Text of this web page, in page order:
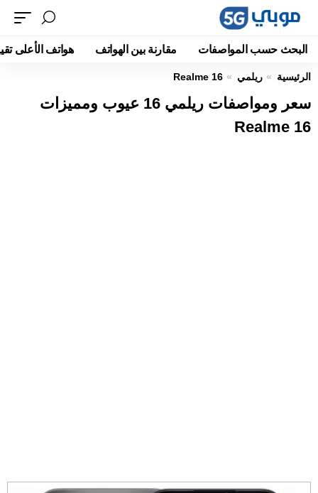
البحث حسب المواصفات مقارنة بين الهواتف هواتف الأعلى
الرئيسية ريلمي Realme 16
سعر ومواصفات ريلمي 16 عيوب ومميزات
Realme 16